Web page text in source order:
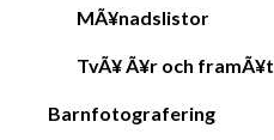
MÃ¥nadslistor
TvÃ¥ Ã¥r och framÃ¥t
Barnfotografering